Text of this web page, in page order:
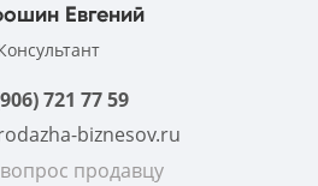
Евгений
721 77 59
biznesov.ru
продавцу